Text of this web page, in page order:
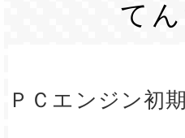
て
ＰＣエンジン初